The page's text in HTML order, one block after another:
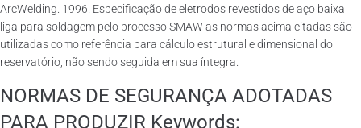
ArcWelding. 1996. Especificação de eletrodos revestidos de aço baixa
liga para soldagem pelo processo SMAW as normas acima citadas são
utilizadas como referência para cálculo estrutural e dimensional do
reservatório, não sendo seguida em sua íntegra.
NORMAS DE SEGURANÇA ADOTADAS
PARA PRODUZIR Keywords: